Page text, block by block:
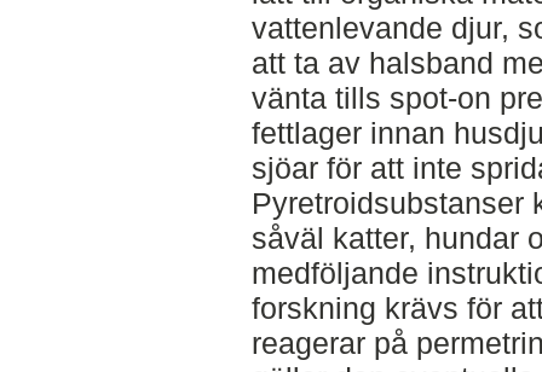
vattenlevande djur,
att ta av halsband
vänta tills spot-on
fettlager innan
sjöar för att inte
Pyretroidsubstanser
såväl katter, hundar
medföljande
forskning krävs för
reagerar på